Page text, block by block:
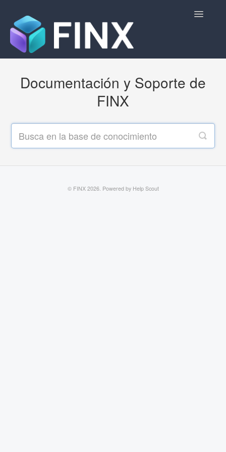
Toggle
Documentación y Soporte de
FINX
© FINX2026. Powered by Help Scout